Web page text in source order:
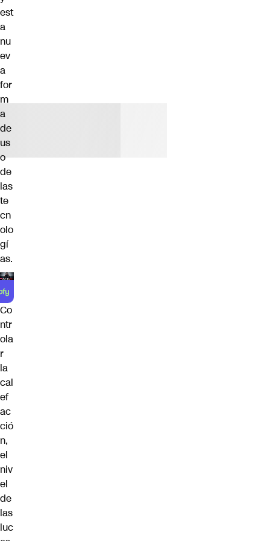
est
a
nu
ev
a
for
m
a
de
us
o
de
las
te
cn
olo
gí
as.
Co
ntr
ola
r
la
cal
ef
ac
ció
n,
el
niv
el
de
las
luc